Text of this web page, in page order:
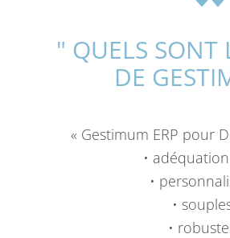
" QUELS SONT
DE
« Gestimum ERP pour
•
•
•
•